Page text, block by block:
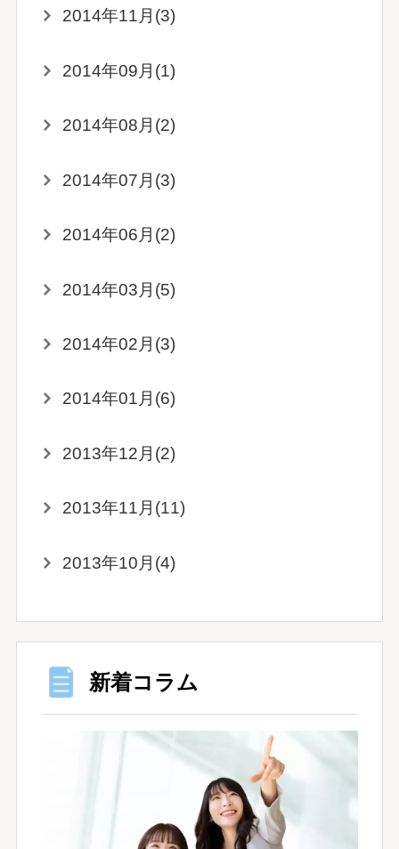
2014年11月(3)
2014年09月(1)
2014年08月(2)
2014年07月(3)
2014年06月(2)
2014年03月(5)
2014年02月(3)
2014年01月(6)
2013年12月(2)
2013年11月(11)
2013年10月(4)
新着コラム